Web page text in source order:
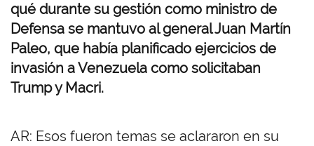
qué durante su gestión como ministro de
Defensa se mantuvo al general Juan Martín
Paleo, que había planificado ejercicios de
invasión a Venezuela como solicitaban
Trump y Macri.
AR: Esos fueron temas se aclararon en su